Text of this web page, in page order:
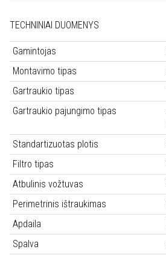
TECHNINIAI DUOMENYS
Gamintojas
Montavimo tipas
Gartraukio tipas
Gartraukio pajungimo tipas
Standartizuotas plotis
Filtro tipas
Atbulinis vožtuvas
Perimetrinis ištraukimas
Apdaila
Spalva